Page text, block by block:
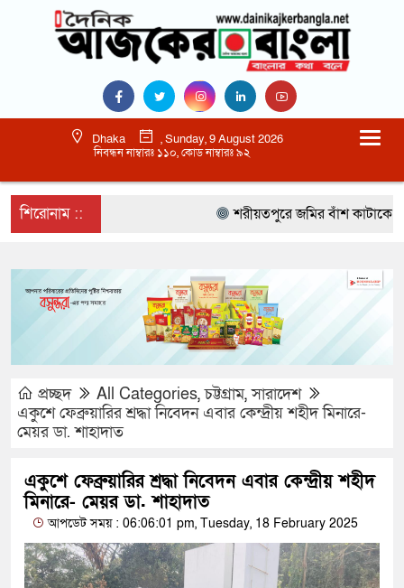
Dhaka
, Sunday, 9 August 2026
নিবন্ধন নাম্বারঃ ১১০, কোড নাম্বারঃ ৯২
শিরোনাম :: শরীয়তপুরে জমির বাঁশ কাটাকে
প্রচ্ছদ All Categories,চট্টগ্রাম,সারাদেশ
একুশে ফেব্রুয়ারির শ্রদ্ধা নিবেদন এবার কেন্দ্রীয় শহীদ মিনারে-
মেয়র ডা. শাহাদাত
একুশে ফেব্রুয়ারির শ্রদ্ধা নিবেদন এবার কেন্দ্রীয় শহীদ
মিনারে- মেয়র ডা. শাহাদাত
আপডেট সময় : 06:06:01 pm, Tuesday, 18 February 2025